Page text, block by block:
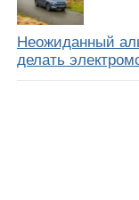
Неожиданный
делать